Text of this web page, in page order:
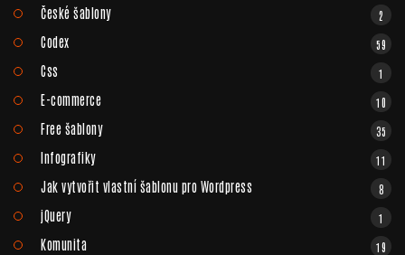
České šablony 2
Codex 59
Css 1
E-commerce 10
Free šablony 35
Infografiky 11
Jak vytvořit vlastní šablonu pro Wordpress 8
jQuery 1
Komunita 19